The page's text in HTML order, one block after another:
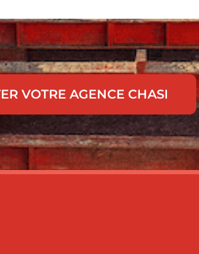
VOTRE AGENCE CHASI